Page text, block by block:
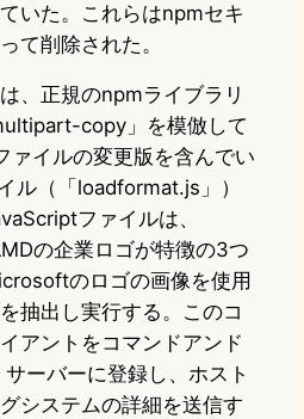
いた。これらはnpmセキ
て削除された。
、正規のnpmライブラリ
copy」を模倣して
ァイルの変更版を含んでい
ル（「loadformat.js」）
ファイルは、
の企業ロゴが特徴の3つ
のロゴの画像を使用
抽出し実行する。このコ
アントをコマンドアンド
ーバーに登録し、ホスト
システムの詳細を送信す